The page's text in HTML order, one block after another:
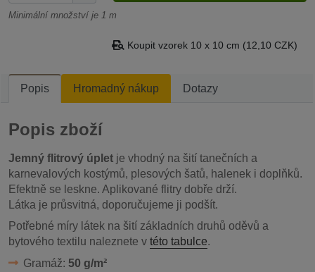
Minimální množství je 1 m
Koupit vzorek 10 x 10 cm (12,10 CZK)
Popis Hromadný nákup Dotazy
Popis zboží
Jemný flitrový úplet je vhodný na šití tanečních a
karnevalových kostýmů, plesových šatů, halenek i doplňků.
Efektně se leskne. Aplikované flitry dobře drží.
Látka je průsvitná, doporučujeme ji podšít.
Potřebné míry látek na šití základních druhů oděvů a
bytového textilu naleznete v této tabulce.
Gramáž: 50 g/m²